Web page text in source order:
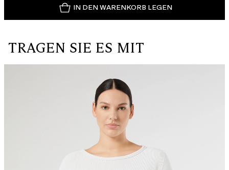
IN DEN WARENKORB LEGEN
TRAGEN SIE ES MIT